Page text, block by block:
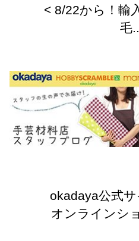
< 8/22から！輸
毛
okadaya公式
オンラインシ